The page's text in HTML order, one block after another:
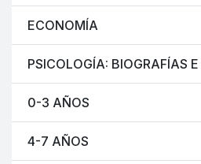
ECONOMÍA
PSICOLOGÍA: BIOGRAFÍAS
0-3 AÑOS
4-7 AÑOS